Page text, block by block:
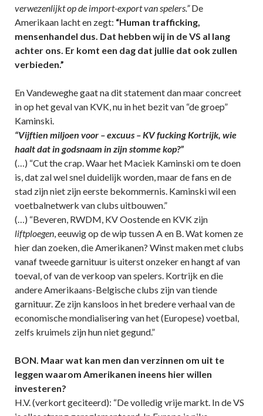
verwezenlijkt op de import-export van spelers.”De
Amerikaan lacht en zegt: “Human trafficking,
mensenhandel dus. Dat hebben wij in de VS al lang
achter ons. Er komt een dag dat jullie dat ook zullen
verbieden.”
En Vandeweghe gaat na dit statement dan maar concreet
in op het geval van KVK, nu in het bezit van “de groep”
Kaminski.
“Vijftien miljoen voor – excuus – KV fucking Kortrijk, wie
haalt dat in godsnaam in zijn stomme kop?”
(…) “Cut the crap. Waar het Maciek Kaminski om te doen
is, dat zal wel snel duidelijk worden, maar de fans en de
stad zijn niet zijn eerste bekommernis. Kaminski wil een
voetbalnetwerk van clubs uitbouwen.”
(…) “Beveren, RWDM, KV Oostende en KVK zijn
liftploegen, eeuwig op de wip tussen A en B. Wat komen ze
hier dan zoeken, die Amerikanen? Winst maken met clubs
vanaf tweede garnituur is uiterst onzeker en hangt af van
toeval, of van de verkoop van spelers. Kortrijk en die
andere Amerikaans-Belgische clubs zijn van tiende
garnituur. Ze zijn kansloos in het bredere verhaal van de
economische mondialisering van het (Europese) voetbal,
zelfs kruimels zijn hun niet gegund.”
BON. Maar wat kan men dan verzinnen om uit te
leggen waarom Amerikanen ineens hier willen
investeren?
H.V. (verkort geciteerd): “De volledig vrije markt. In de VS